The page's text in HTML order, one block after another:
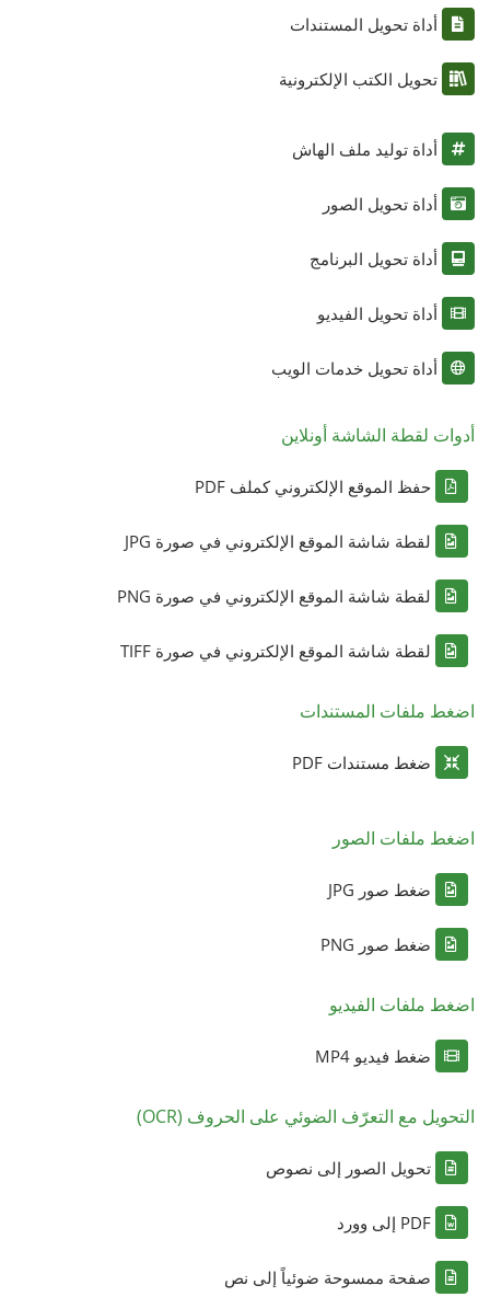
أداة تحويل المستندات
تحويل الكتب الإلكترونية
أداة توليد ملف الهاش
أداة تحويل الصور
أداة تحويل البرنامج
أداة تحويل الفيديو
أداة تحويل خدمات الويب
أدوات لقطة الشاشة أونلاين
حفظ الموقع الإلكتروني كملف PDF
لقطة شاشة الموقع الإلكتروني في صورة JPG
لقطة شاشة الموقع الإلكتروني في صورة PNG
لقطة شاشة الموقع الإلكتروني في صورة TIFF
اضغط ملفات المستندات
ضغط مستندات PDF
اضغط ملفات الصور
ضغط صور JPG
ضغط صور PNG
اضغط ملفات الفيديو
ضغط فيديو MP4
التحويل مع التعرّف الضوئي على الحروف (OCR)
تحويل الصور إلى نصوص
PDF إلى وورد
صفحة ممسوحة ضوئياً إلى نص